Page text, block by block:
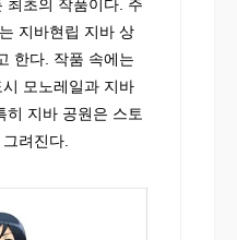
최초의 작품이다. 주
지바현립 지바 상
한다. 작품 속에는
모노레일과 지바
히 지바 공원은 스토
려진다.